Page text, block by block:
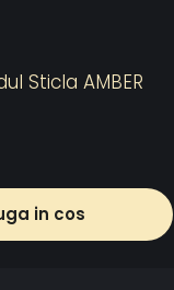
Sticla AMBER
in cos